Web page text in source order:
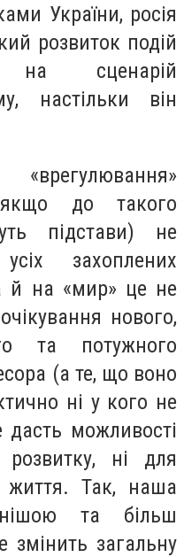
України, росія
розвиток подій
сценарій
настільки він
якщо до такого
підстави) не
захоплених
й на «мир» це не
нового,
та потужного
(а те, що воно
ні у кого не
дасть можливості
ні для
життя. Так, наша
та більш
загальну